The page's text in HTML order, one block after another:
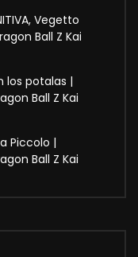
Vegetto
Ball Z Kai
los potalas |
Ball Z Kai
Piccolo |
Ball Z Kai